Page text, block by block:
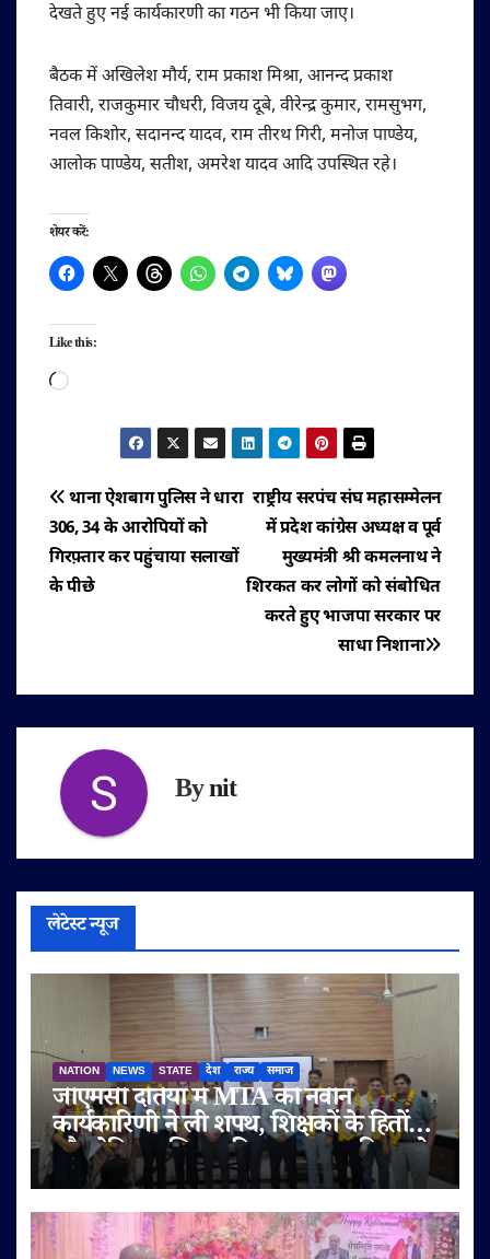
देखते हुए नई कार्यकारणी का गठन भी किया जाए।
बैठक में अखिलेश मौर्य, राम प्रकाश मिश्रा, आनन्द प्रकाश
तिवारी, राजकुमार चौधरी, विजय दूबे, वीरेन्द्र कुमार, रामसुभग,
नवल किशोर, सदानन्द यादव, राम तीरथ गिरी, मनोज पाण्डेय,
आलोक पाण्डेय, सतीश, अमरेश यादव आदि उपस्थित रहे।
शेयर करें:
Like this:
Loading…
पोस्ट
नेविगेशन
राष्ट्रीय सरपंच संघ महासम्मेलन
में प्रदेश कांग्रेस अध्यक्ष व पूर्व
मुख्यमंत्री श्री कमलनाथ ने
शिरकत कर लोगों को संबोधित
करते हुए भाजपा सरकार पर
साधा निशाना
थाना ऐशबाग पुलिस ने धारा
306, 34 के आरोपियों को
गिरफ़्तार कर पहुंचाया सलाखों
के पीछे
Bynit
लेटेस्ट न्यूज
NATION NEWS STATE देश राज्य समाज
जीएमसी दतिया में MTA की नवीन
कार्यकारिणी ने ली शपथ, शिक्षकों के हितों
और मेडिकल शिक्षा की गुणवत्ता पर दिया जोर